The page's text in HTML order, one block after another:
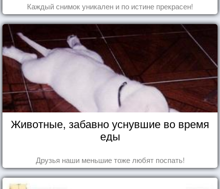
Каждый снимок уникален и по истине прекрасен!
Животные, забавно уснувшие во время
еды
Друзья наши меньшие тоже любят поспать!